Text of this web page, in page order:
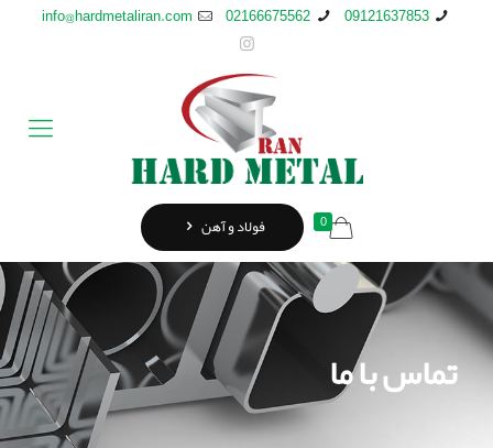
09121637853
02166675562
info@hardmetaliran.com
0 فولاد و آهن
تماس با ما